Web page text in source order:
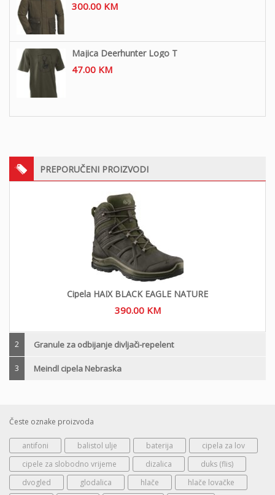
300.00 KM
Majica Deerhunter Logo T
47.00 KM
PREPORUČENI PROIZVODI
Cipela HAIX BLACK EAGLE NATURE
390.00 KM
2 Granule za odbijanje divljači-repelent
3 Meindl cipela Nebraska
Česte oznake proizvoda
antifoni balistol ulje baterija
cipela za lov
cipele za slobodno vrijeme
dizalica
duks (flis)
dvogled
glodalica hlače
hlače lovačke